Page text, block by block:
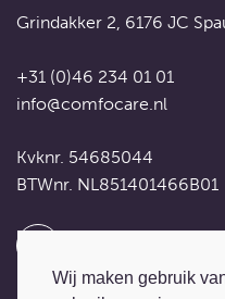
Wij maken gebruik
Grindakker 2, 6176 JC
+31 (0)46 234 01 01
info@comfocare.nl
Kvknr. 54685044
BTWnr. NL851401466B01